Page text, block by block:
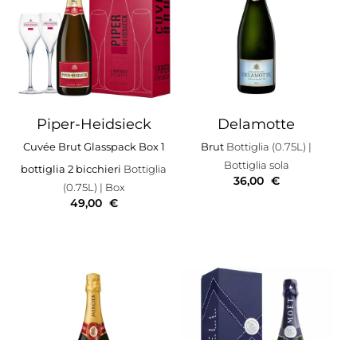
Piper-Heidsieck
Cuvée Brut Glasspack Box 1
bottiglia 2 bicchieri Bottiglia
(0.75L) | Box
49,00 €
Delamotte
Brut Bottiglia (0.75L) |
Bottiglia sola
36,00 €